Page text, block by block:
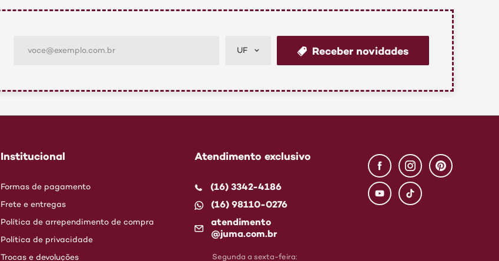
UF Receber novidades
Institucional
Formas de pagamento
Frete e entregas
Política de arrependimento de compra
Política de privacidade
Trocas e devoluções
Atendimento exclusivo
(16) 3342-4186
(16) 98110-0276
atendimento
@juma.com.br
Segunda a sexta-feira: